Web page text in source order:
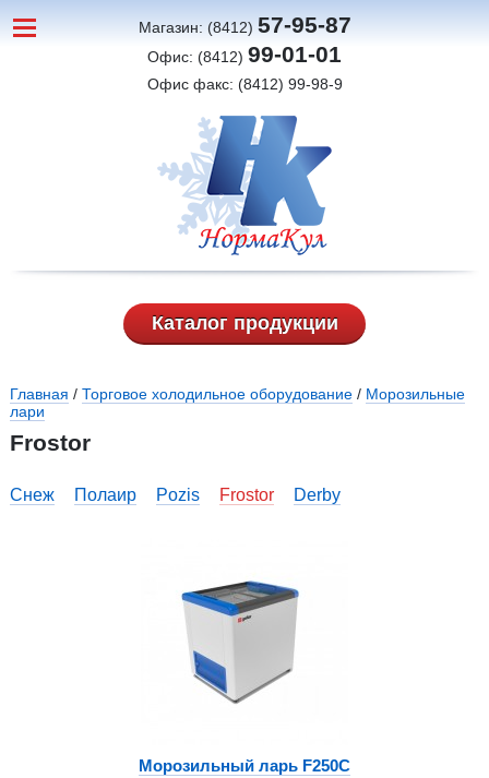
Магазин: (8412) 57-95-87
Офис: (8412) 99-01-01
Офис факс: (8412) 99-98-9
Каталог продукции
Вы здесь
Главная / Торговое холодильное оборудование / Морозильные
лари
Frostor
Снеж Полаир Pozis Frostor Derby
Морозильный ларь F250C